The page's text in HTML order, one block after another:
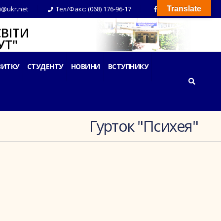
Тел/Факс: (068) 176-96-17
СТУДЕНТУ НОВИНИ ВСТУПНИКУ
Гурток "Психея"
Translate